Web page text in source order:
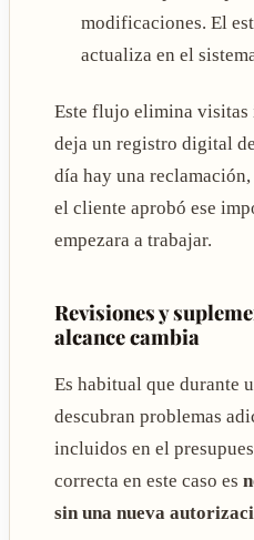
modificaciones. El
actualiza en el
Este flujo elimina visitas
deja un registro digital
día hay una
el cliente aprobó ese
empezara a trabajar.
Revisiones y
alcance cambia
Es habitual que durante
descubran problemas
incluidos en el
correcta en este caso es
sin una nueva